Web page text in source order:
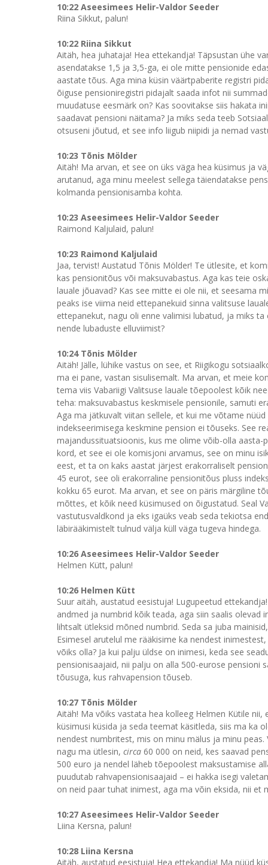
10:22 Aseesimees Helir-Valdor Seeder
Riina Sikkut, palun!
10:22 Riina Sikkut
Aitäh, hea juhataja! Hea ettekandja! Täpsustan ühe
asendatakse 1,5 ja 3,5-ga, ei ole mitte pensionide
aastate tõus. Aga mina küsin väärtpaberite registri
õiguse pensioniregistri pidajalt saada infot nii
muudatuse eesmärk on? Kas soovitakse siis hakata
saadavat pensioni näitama? Ja miks seda teeb
otsuseni jõutud, et see info liigub niipidi ja nemad
10:23 Tõnis Mölder
Aitäh! Ma arvan, et see on üks väga hea küsimus ja
arutanud, aga minu meelest sellega täiendatakse
kolmanda pensionisamba kohta.
10:23 Aseesimees Helir-Valdor Seeder
Raimond Kaljulaid, palun!
10:23 Raimond Kaljulaid
Jaa, tervist! Austatud Tõnis Mölder! Te ütlesite, et
kas pensionitõus või maksuvabastus. Aga kas teie
lauale jõuavad? Kas see mitte ei ole nii, et seesama
peaks ise viima neid ettepanekuid sinna valitsuse
ettepanekut, nagu oli enne valimisi lubatud, ja miks
nende lubaduste elluviimist?
10:24 Tõnis Mölder
Aitäh! Jälle, lühike vastus on see, et Riigikogu
ma ei pane, vastan sisulisemalt. Ma arvan, et meie
tema viis Vabariigi Valitsuse lauale tõepoolest kõik
teha: maksuvabastus keskmisele pensionile, samuti
Aga ma jätkuvalt viitan sellele, et kui me võtame
indekseerimisega keskmine pension ei tõuseks. See
majandussituatsioonis, kus me olime võib-olla aasta-
kord, et see ei ole komisjoni arvamus, see on minu
eest, et ta on kaks aastat järjest erakorraliselt
45 eurot, see oli erakorraline pensionitõus pluss
kokku 65 eurot. Ma arvan, et see on päris märgiline
mõttes, et kõik need küsimused on õigustatud. Seal
vastutusvaldkond ja eks igaüks veab seda tekiotsa
läbirääkimistelt tulnud välja küll väga tugeva hindega.
10:26 Aseesimees Helir-Valdor Seeder
Helmen Kütt, palun!
10:26 Helmen Kütt
Suur aitäh, austatud eesistuja! Lugupeetud
andmed ja numbrid kõik teada, aga siin saalis
lihtsalt ütleksid mõned numbrid. Seda sa juba
Esimesel arutelul me rääkisime ka nendest
võiks olla? Ja kui palju üldse on inimesi, keda see
pensionisaajaid, nii palju on alla 500-eurose pensioni
tõusuga, kus rahvapension tõuseb.
10:27 Tõnis Mölder
Aitäh! Ma võiks vastata hea kolleeg Helmen Kütile
küsimusi küsida ja seda teemat käsitleda, siis ma ka
nendest numbritest, mis on minu mälus ja minu
nagu ma ütlesin, circa 60 000 on neid, kes saavad
500 euro ja nendel läheb tõepoolest maksustamise
puudutab rahvapensionisaajaid – ei hakka isegi
on neid paar tuhat inimest, aga ma võin eksida, nii et
10:27 Aseesimees Helir-Valdor Seeder
Liina Kersna, palun!
10:28 Liina Kersna
Aitäh, austatud eesistuja! Hea ettekandja! Ma nüüd